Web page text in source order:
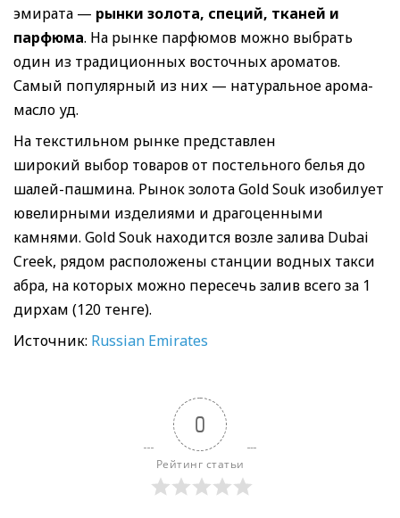
эмирата — рынки золота, специй, тканей и
парфюма. На рынке парфюмов можно выбрать
один из традиционных восточных ароматов.
Самый популярный из них — натуральное арома-
масло уд.
На текстильном рынке представлен
широкий выбор товаров от постельного белья до
шалей-пашмина. Рынок золота Gold Souk изобилует
ювелирными изделиями и драгоценными
камнями. Gold Souk находится возле залива Dubai
Creek, рядом расположены станции водных такси
абра, на которых можно пересечь залив всего за 1
дирхам (120 тенге).
Источник: Russian Emirates
0
Рейтинг статьи